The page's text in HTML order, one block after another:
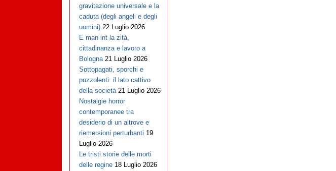
gravitazione universale e la
caduta (degli angeli e degli
uomini) 22 Luglio 2026
E man int la zità,
cittadinanza e lavoro a
Bologna 21 Luglio 2026
Sottopagati, sporchi e
puzzolenti: il lato cattivo
della società 21 Luglio 2026
Nostalgie horror
contemporanee tra
desiderio di un altrove e
riemersioni perturbanti 19
Luglio 2026
Le tristi storie delle morti
delle regine 18 Luglio 2026